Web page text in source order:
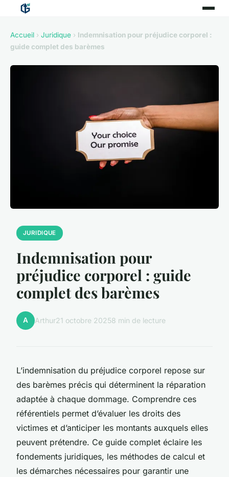
Accueil › Juridique › Indemnisation pour préjudice corporel :
guide complet des barèmes
JURIDIQUE
Indemnisation pour
préjudice corporel : guide
complet des barèmes
A Arthur21 octobre 20258 min de lecture
L’indemnisation du préjudice corporel repose sur
des barèmes précis qui déterminent la réparation
adaptée à chaque dommage. Comprendre ces
référentiels permet d’évaluer les droits des
victimes et d’anticiper les montants auxquels elles
peuvent prétendre. Ce guide complet éclaire les
fondements juridiques, les méthodes de calcul et
les démarches nécessaires pour garantir une